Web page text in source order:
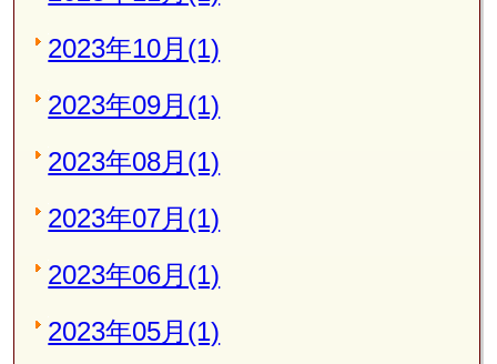
2023年10月(1)
2023年09月(1)
2023年08月(1)
2023年07月(1)
2023年06月(1)
2023年05月(1)